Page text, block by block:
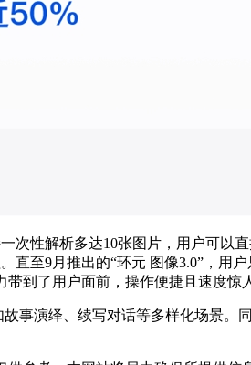
次性解析多达10张图片，用户可以
直至9月推出的“环元 图像3.0”，用
到了用户面前，操作便捷且速度惊
事演绎、续写对话等多样化场景。